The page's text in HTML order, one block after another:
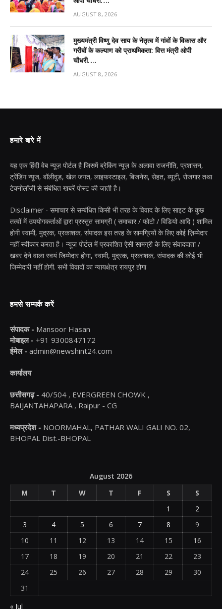
AUGUST 8, 2026
मुख्यमंत्री विष्णु देव साय के नेतृत्व में गांवों के विकास और
गरीबों के कल्याण को प्राथमिकता: वित्त मंत्री ओपी
चौधरी….
AUGUST 8, 2026
हमारे बारे में
यह एक हिंदी वेब न्यूज़ पोर्टल है जिसमें ब्रेकिंग न्यूज़ के अलावा राजनीति, प्रशासन,
ट्रेंडिंग न्यूज, बॉलीवुड, खेल जगत, लाइफस्टाइल, बिजनेस, सेहत, ब्यूटी, रोजगार तथा
टेक्नोलॉजी से संबंधित खबरें पोस्ट की जाती है।
Disclaimer - समाचार से सम्बंधित किसी भी तरह के विवाद के लिए साइट के कुछ
तत्वों में उपयोगकर्ताओं द्वारा प्रस्तुत सामग्री ( समाचार / फोटो / विडियो आदि ) शामिल
होगी स्वामी, मुद्रक, प्रकाशक, संपादक इस तरह के सामग्रियों के लिए कोई ज़िम्मेदार
नहीं स्वीकार करता है। न्यूज़ पोर्टल में प्रकाशित ऐसी सामग्री के लिए संवाददाता /
खबर देने वाला स्वयं जिम्मेदार होगा, स्वामी, मुद्रक, प्रकाशक, संपादक की कोई भी
जिम्मेदारी नहीं होगी. सभी विवादों का न्यायक्षेत्र रायपुर होगा
हमसे सम्पर्क करें
संपादक - Mansoor Hasan
मोबाइल - +91 9300847172
ईमेल - admin@newshint24.com
कार्यालय
छत्तीसगढ़ - 40/504 , EVERGREEN CHOWK ,
BAIJANTAHAPARA , Raipur - CG
मध्यप्रदेश - NOORMAHAL, PATHAR WALI GALI NO. 02,
BHOPAL Dist.-BHOPAL
August 2026
M
T W T F S
S
1
2
3
4 5 6 7 8
9
10
11 12 13 14 15
16
17
18 19 20 21 22
23
24
25 26 27 28 29
30
31
« Jul